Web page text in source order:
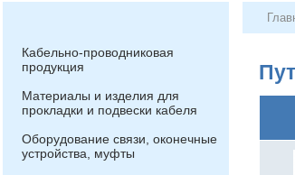
Кабельно-проводниковая
продукция
Материалы и изделия для
прокладки и подвески кабеля
Оборудование связи, оконечные
устройства, муфты